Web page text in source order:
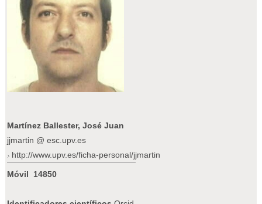
Martínez Ballester, José Juan
jjmartin @ esc.upv.es
http://www.upv.es/ficha-personal/jjmartin
Móvil 14850